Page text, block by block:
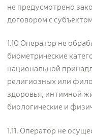
не предусмотрено
договором с
1.10 Оператор не
биометрические
национальной
религиозных или
здоровья, интимной
биологические и
1.11. Оператор не